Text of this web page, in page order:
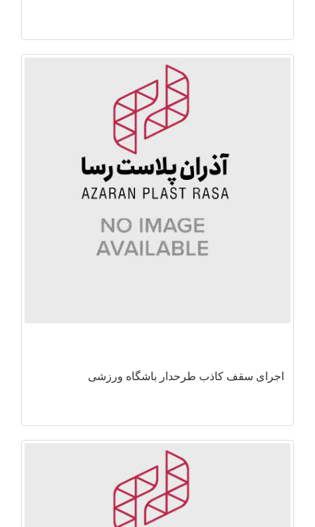
اجرای سقف کاذب طرحدار باشگاه ورزشی